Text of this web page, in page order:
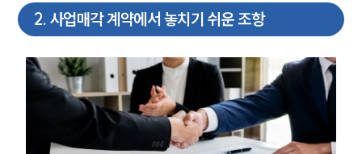
2. 사업매각 계약에서 놓치기 쉬운 조항